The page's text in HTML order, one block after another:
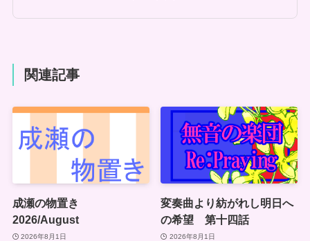
関連記事
成瀬の物置き
2026/August
2026年8月1日
変奏曲より紡がれし明日へ
の希望 第十四話
2026年8月1日